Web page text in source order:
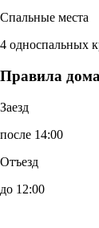
Спальные места
4 односпальных
Правила дома
Заезд
после 14:00
Отъезд
до 12:00